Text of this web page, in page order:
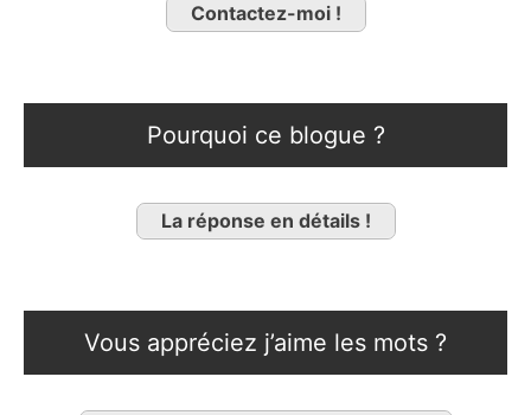
Contactez-moi !
Pourquoi ce blogue ?
La réponse en détails !
Vous appréciez j’aime les mots ?